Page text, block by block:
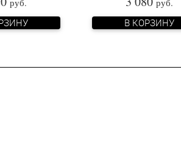
руб.
руб.
В КОРЗИНУ